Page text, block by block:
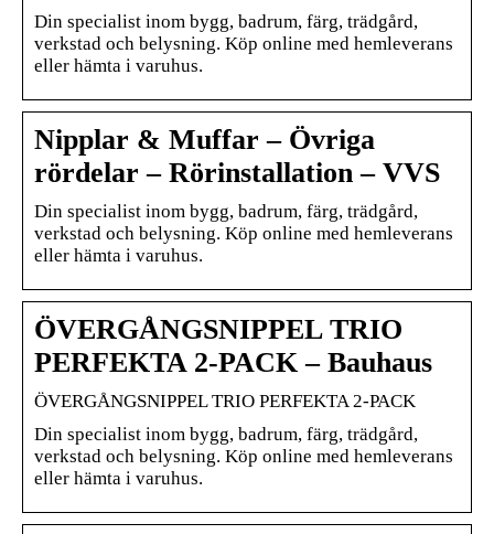
Din specialist inom bygg, badrum, färg, trädgård,
verkstad och belysning. Köp online med hemleverans
eller hämta i varuhus.
Nipplar & Muffar – Övriga
rördelar – Rörinstallation – VVS
Din specialist inom bygg, badrum, färg, trädgård,
verkstad och belysning. Köp online med hemleverans
eller hämta i varuhus.
ÖVERGÅNGSNIPPEL TRIO
PERFEKTA 2-PACK – Bauhaus
ÖVERGÅNGSNIPPEL TRIO PERFEKTA 2-PACK
Din specialist inom bygg, badrum, färg, trädgård,
verkstad och belysning. Köp online med hemleverans
eller hämta i varuhus.